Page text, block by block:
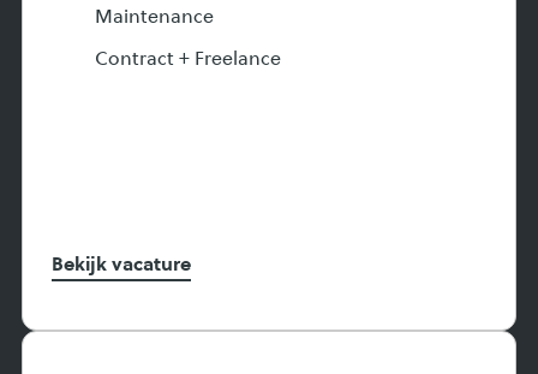
Maintenance
Contract + Freelance
Bekijk vacature